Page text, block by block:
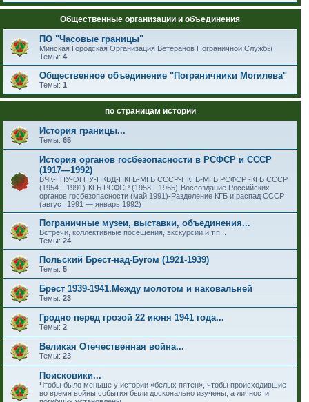
Общественные организации и объединения
ПО "Часовые границы"
Минская Городская Организация Ветеранов Пограничной Службы
Темы: 4
Общественное объединение "Пограничники Могилева"
Темы: 1
по страницам истории
История границы...
Темы: 65
История органов госбезопасности в РСФСР и СССР
(1917—1992)
ВЧК-ГПУ-ОГПУ-НКВД-НКГБ-МГБ СССР-НКГБ-МГБ РСФСР -КГБ СССР
(1954—1991)-КГБ РСФСР (1958—1965)-Воссоздание Российских
органов госбезопасности (май 1991)-Разделение КГБ и распад СССР
(август 1991 — январь 1992)
Пограничные музеи, выставки, объединения...
Встречи, коллективные посещения, экскурсии и т.п...
Темы: 24
Польский Брест-над-Бугом (1921-1939)
Темы: 5
Брест 1939-1941.Между молотом и наковальней
Темы: 23
Гродно перед грозой 22 июня 1941 года...
Темы: 2
Великая Отечественная война...
Темы: 23
Поисковики...
Чтобы было меньше у истории «белых пятен», чтобы происходившие
во время войны события были досконально изучены, а личности